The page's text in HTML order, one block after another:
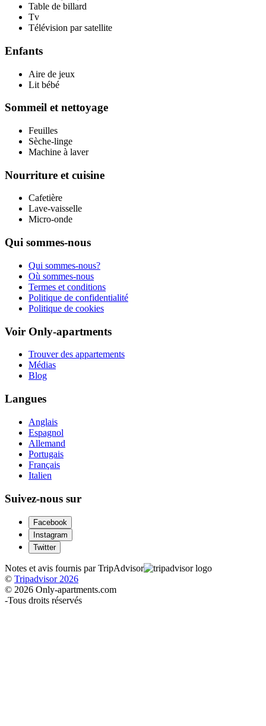
Table de billard
Tv
Télévision par satellite
Enfants
Aire de jeux
Lit bébé
Sommeil et nettoyage
Feuilles
Sèche-linge
Machine à laver
Nourriture et cuisine
Cafetière
Lave-vaisselle
Micro-onde
Qui sommes-nous
Qui sommes-nous?
Où sommes-nous
Termes et conditions
Politique de confidentialité
Politique de cookies
Voir Only-apartments
Trouver des appartements
Médias
Blog
Langues
Anglais
Espagnol
Allemand
Portugais
Français
Italien
Suivez-nous sur
Facebook
Instagram
Twitter
Notes et avis fournis par TripAdvisor
© Tripadvisor 2026
© 2026 Only-apartments.com
-Tous droits réservés